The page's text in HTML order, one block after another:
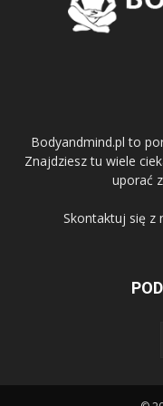
Bodyandmind.pl to
Znajdziesz tu wiele
uporać
Skontaktuj się z